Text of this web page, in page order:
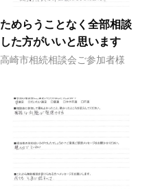
ためらうことなく全部相談
した方がいいと思います
高崎市相続相談会ご参加者様